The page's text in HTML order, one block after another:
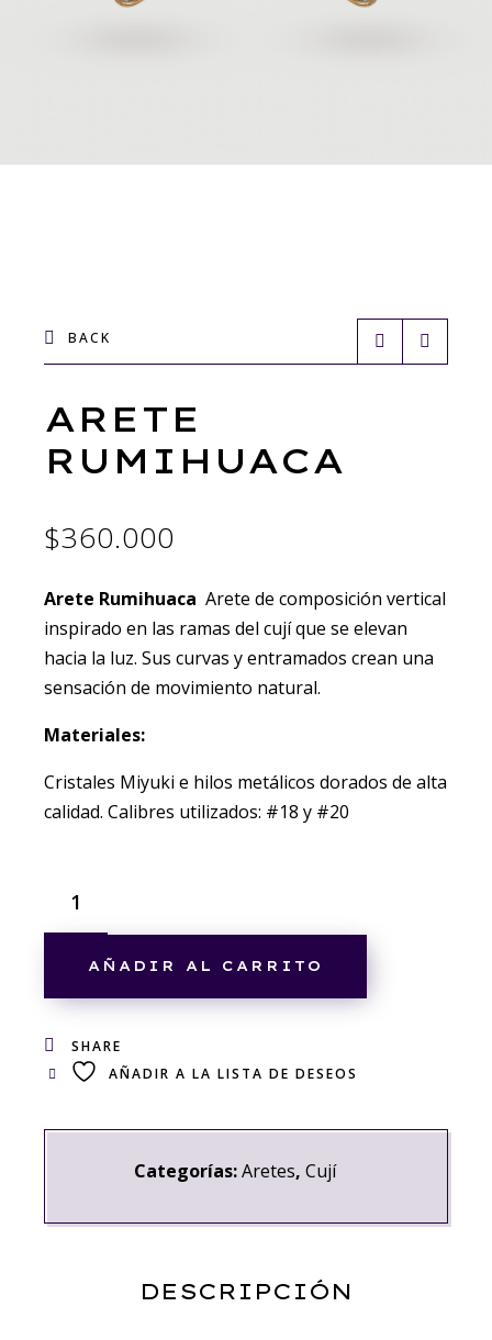
BACK
ARETE
RUMIHUACA
$360.000
Arete Rumihuaca Arete de composición vertical
inspirado en las ramas del cují que se elevan
hacia la luz. Sus curvas y entramados crean una
sensación de movimiento natural.
Materiales:
Cristales Miyuki e hilos metálicos dorados de alta
calidad. Calibres utilizados: #18 y #20
AÑADIR AL CARRITO
SHARE
AÑADIR A LA LISTA DE DESEOS
Categorías:Aretes, Cují
DESCRIPCIÓN